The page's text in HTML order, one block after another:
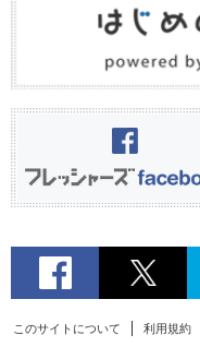
このサイトについて 利用規約